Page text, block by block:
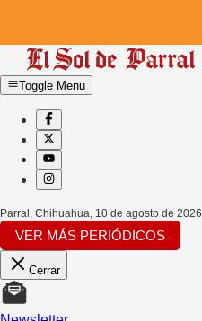
Toggle Menu
Parral, Chihuahua 10 de agosto de 2026
VER MÁS PERIÓDICOS
Cerrar